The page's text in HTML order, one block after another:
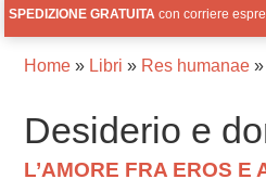
SPEDIZIONE GRATUITA con corriere
Home» Libri » Res humanae»
Desiderio e
L’AMORE FRA EROS E